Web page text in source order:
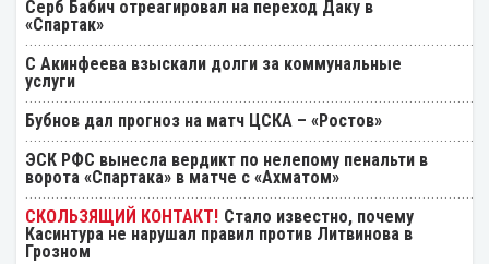
Серб Бабич отреагировал на переход Даку в
«Спартак»
С Акинфеева взыскали долги за коммунальные
услуги
Бубнов дал прогноз на матч ЦСКА – «Ростов»
ЭСК РФС вынесла вердикт по нелепому пенальти в
ворота «Спартака» в матче с «Ахматом»
Стало известно, почему
Касинтура не нарушал правил против Литвинова в
Грозном